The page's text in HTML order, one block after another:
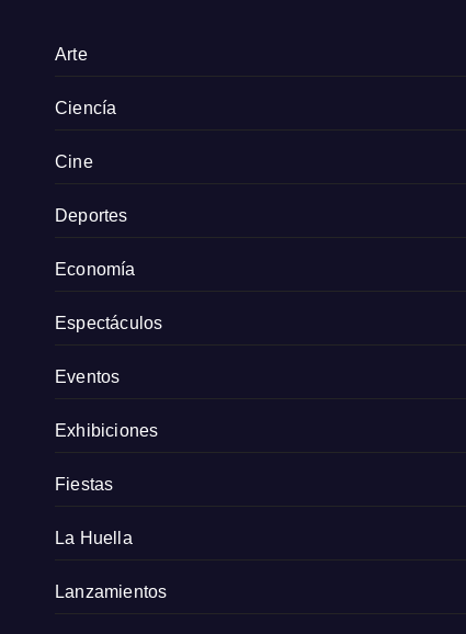
Arte
Ciencía
Cine
Deportes
Economía
Espectáculos
Eventos
Exhibiciones
Fiestas
La Huella
Lanzamientos